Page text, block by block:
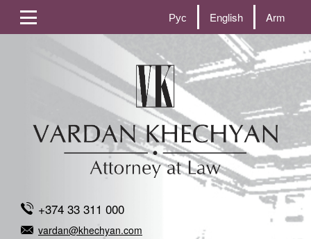
Рус English Arm
+374 33 311 000
vardan@khechyan.com